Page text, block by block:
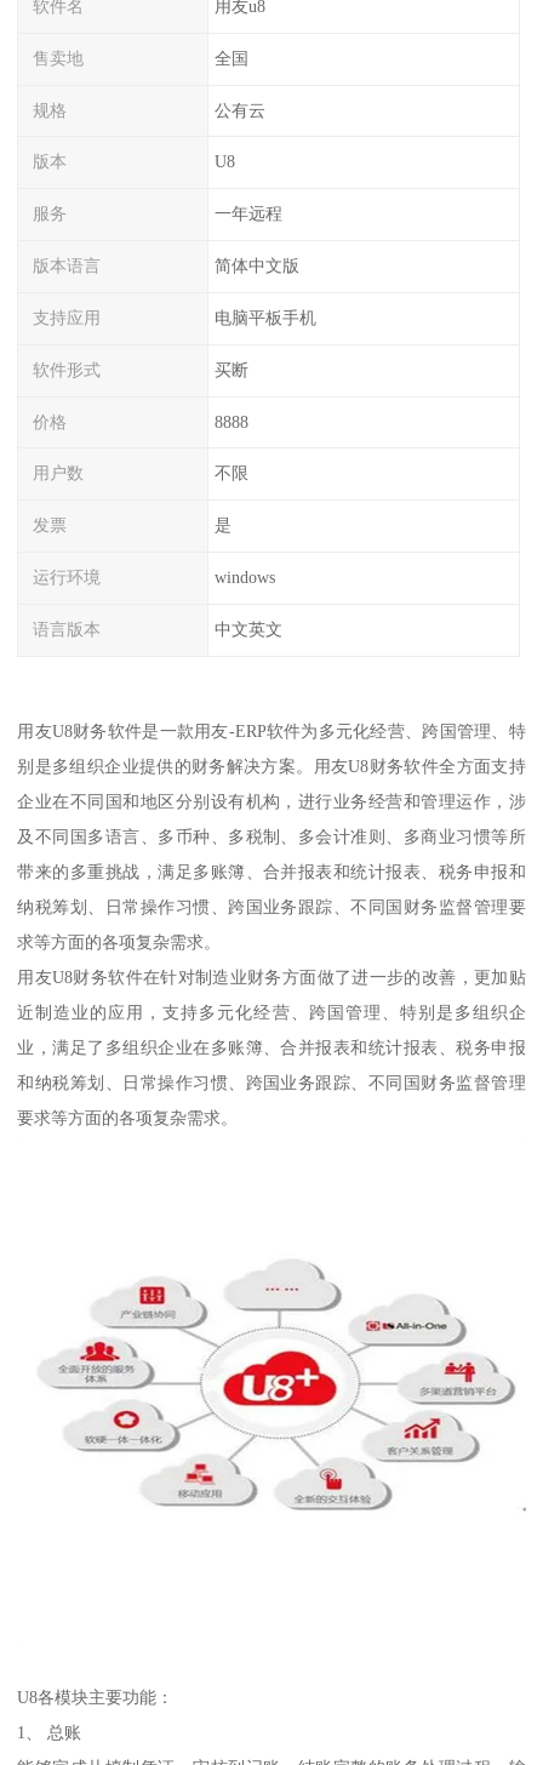
软件名 用友u8
售卖地 全国
规格 公有云
版本 U8
服务 一年远程
版本语言 简体中文版
支持应用 电脑平板手机
软件形式 买断
价格 8888
用户数 不限
发票 是
运行环境 windows
语言版本 中文英文
用友U8财务软件是一款用友-ERP软件为多元化经营、跨国管理、特
别是多组织企业提供的财务解决方案。用友U8财务软件全方面支持
企业在不同国和地区分别设有机构，进行业务经营和管理运作，涉
及不同国多语言、多币种、多税制、多会计准则、多商业习惯等所
带来的多重挑战，满足多账簿、合并报表和统计报表、税务申报和
纳税筹划、日常操作习惯、跨国业务跟踪、不同国财务监督管理要
求等方面的各项复杂需求。
用友U8财务软件在针对制造业财务方面做了进一步的改善，更加贴
近制造业的应用，支持多元化经营、跨国管理、特别是多组织企
业，满足了多组织企业在多账簿、合并报表和统计报表、税务申报
和纳税筹划、日常操作习惯、跨国业务跟踪、不同国财务监督管理
要求等方面的各项复杂需求。
U8各模块主要功能：
1、 总账